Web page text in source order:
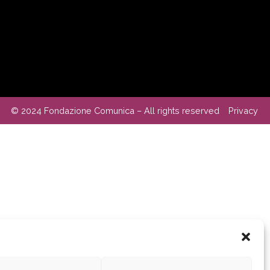
© 2024 Fondazione Comunica – All rights reserved Privacy